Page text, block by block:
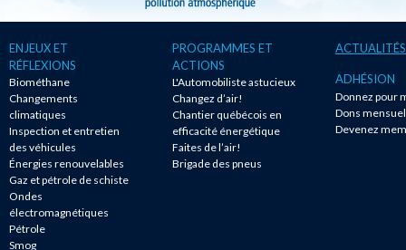
ENJEUX ET
RÉFLEXIONS
Biométhane
Changements
climatiques
Inspection et entretien
des véhicules
Énergies renouvelables
Gaz et pétrole de schiste
Ondes
électromagnétiques
Pétrole
Smog
PROGRAMMES ET
ACTIONS
L'Automobiliste astucieux
Changez d’air!
Chantier québécois en
efficacité énergétique
Faites de l’air!
Brigade des pneus
ACTUALITÉS
ADHÉSION
Donnez pour
Dons
Devenez